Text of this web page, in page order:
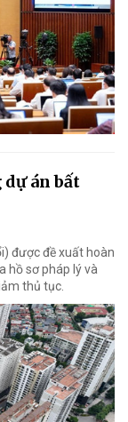
án bất
được đề xuất hoàn
hồ sơ pháp lý và
thủ tục.